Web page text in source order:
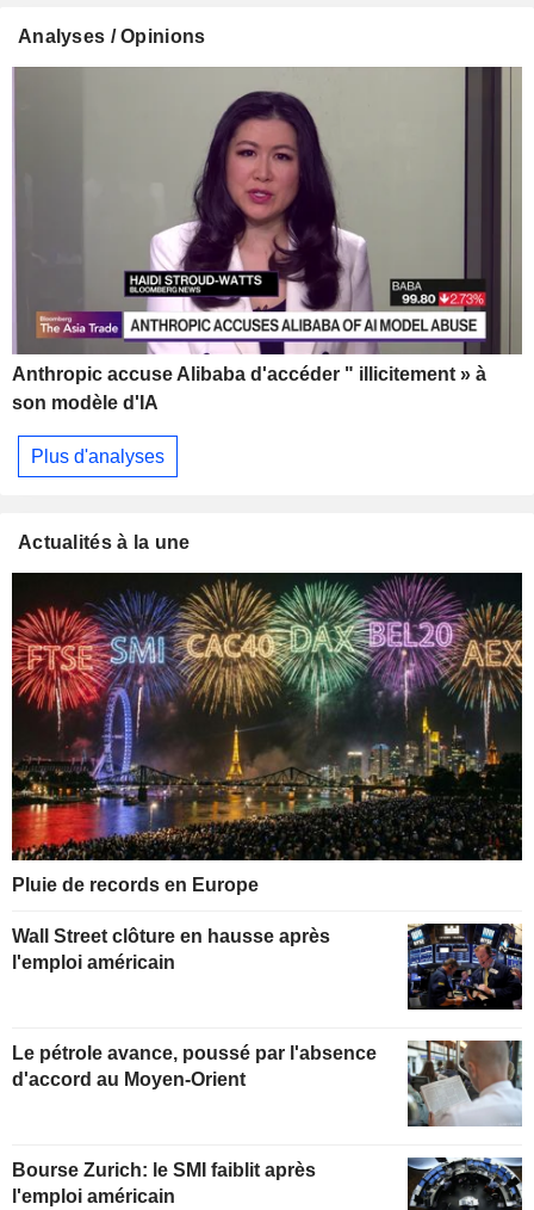
Analyses / Opinions
Anthropic accuse Alibaba d'accéder " illicitement » à
son modèle d'IA
Plus d'analyses
Actualités à la une
Pluie de records en Europe
Wall Street clôture en hausse après
l'emploi américain
Le pétrole avance, poussé par l'absence
d'accord au Moyen-Orient
Bourse Zurich: le SMI faiblit après
l'emploi américain